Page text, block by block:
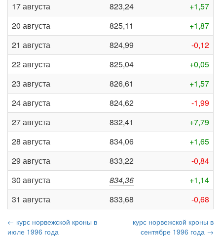
17 августа
823,24
+1,57
20 августа
825,11
+1,87
21 августа
824,99
-0,12
22 августа
825,04
+0,05
23 августа
826,61
+1,57
24 августа
824,62
-1,99
27 августа
832,41
+7,79
28 августа
834,06
+1,65
29 августа
833,22
-0,84
30 августа
834,36
+1,14
31 августа
833,68 -0,68
← курс норвежской кроны в
июле 1996 года
курс норвежской кроны в
сентябре 1996 года →